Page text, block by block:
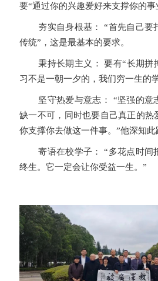
要“通过你的兴趣爱好来支撑你的事
夯实自身根基： “首先自己要
传统”，这是最基本的要求。
秉持长期主义： 要有“长期拼
习不是一朝一夕的，我们穷一生的学
坚守热爱与意志： “坚强的意
缺一不可，同时也要自己真正的热
你支撑你去做这一件事。”他深知此
寄语在校学子： “多花点时间
终生。它一定会让你受益一生。”